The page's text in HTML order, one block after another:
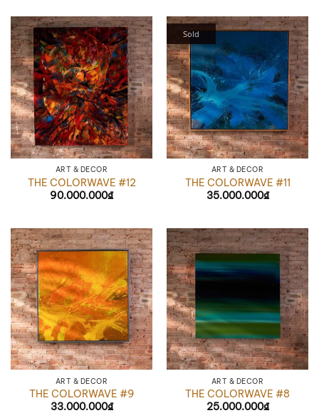
ART & DÉCOR
THE COLORWAVE #12
90.000.000₫
Sold
ART & DÉCOR
THE COLORWAVE #11
35.000.000₫
ART & DÉCOR
THE COLORWAVE #9
33.000.000₫
ART & DÉCOR
THE COLORWAVE #8
25.000.000₫